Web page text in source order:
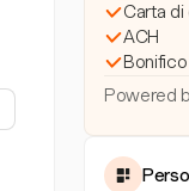
Carta
ACH
Powered